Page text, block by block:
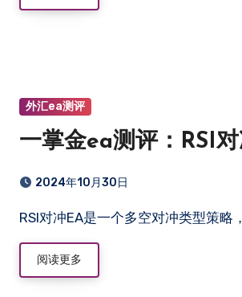
外汇ea测评
一掌金ea测评：RSI
2024年10月30日
RSI对冲EA是一个多空对冲类型策略
阅读更多